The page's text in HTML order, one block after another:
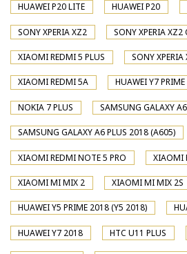
HUAWEI P20 LITE HUAWEI P20
SONY XPERIA XZ2 SONY XPERIA XZ2
XIAOMI REDMI 5 PLUS SONY XPERIA
XIAOMI REDMI 5A HUAWEI Y7
NOKIA 7 PLUS SAMSUNG GALAXY
SAMSUNG GALAXY A6 PLUS 2018 (A605)
XIAOMI REDMI NOTE 5 PRO XIAOMI
XIAOMI MI MIX 2 XIAOMI MI MIX 2S
HUAWEI Y5 PRIME 2018 (Y5 2018)
HUAWEI Y7 2018 HTC U11 PLUS